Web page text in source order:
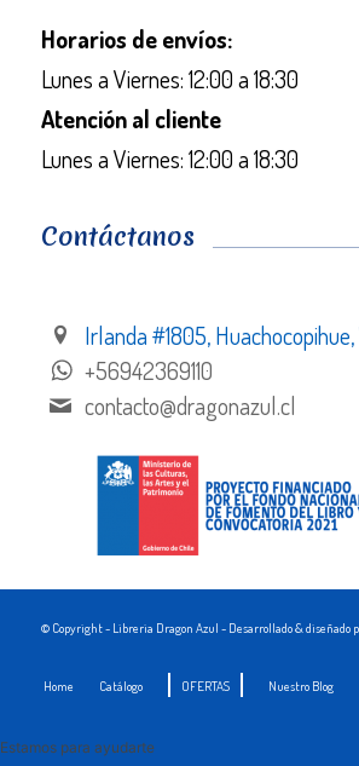
Horarios de envíos:
Lunes a Viernes: 12:00 a 18:30
Atención al cliente
Lunes a Viernes: 12:00 a 18:30
Contáctanos
Irlanda #1805,
+56942369110
contacto@dragonazul.cl
© Copyright - Libreria Dragon Azul - Desarrollado & diseñado
Home Catálogo OFERTAS Nuestro Blog
Estamos para ayudarte